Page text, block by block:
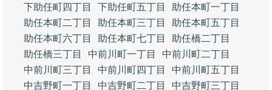
下助任町四丁目
下助任町五丁目
助任本町一丁目
助任本町二丁目
助任本町三丁目
助任本町五丁目
助任本町六丁目
助任本町七丁目
助任橋二丁目
助任橋三丁目
中前川町一丁目
中前川町二丁目
中前川町三丁目
中前川町四丁目
中前川町五丁目
中吉野町一丁目
中吉野町二丁目
中吉野町三丁目